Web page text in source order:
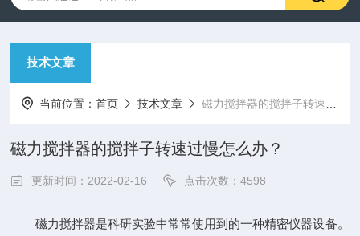
技术文章
当前位置：首页 技术文章 磁力搅拌器的搅拌子转速过慢怎么办？
磁力搅拌器的搅拌子转速过慢怎么办？
更新时间：2022-02-16 点击次数：4598
磁力搅拌器是科研实验中常常使用到的一种精密仪器设备。